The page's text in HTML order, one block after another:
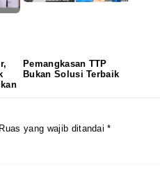
Pemangkasan TTP
Bukan Solusi Terbaik
Ruas yang wajib ditandai*